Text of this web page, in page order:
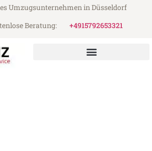
Umzugsunternehmen in Düsseldorf
Beratung:
+4915792653321